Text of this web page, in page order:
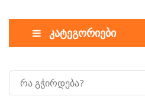
კატეგორიები